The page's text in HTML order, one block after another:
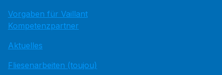
Vorgaben für Vaillant
Kompetenzpartner
Aktuelles
Fliesenarbeiten (toujou)